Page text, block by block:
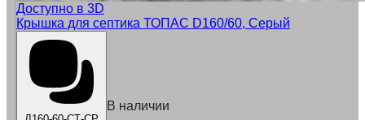
Доступно в 3D
Крышка для септика ТОПАС D160/60, Серый
В наличии